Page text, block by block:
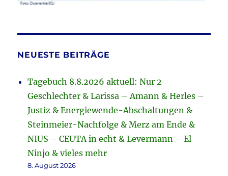
NEUESTE BEITRÄGE
Tagebuch 8.8.2026 aktuell: Nur 2
Geschlechter & Larissa – Amann & Herles –
Justiz & Energiewende-Abschaltungen &
Steinmeier-Nachfolge & Merz am Ende &
NIUS – CEUTA in echt & Levermann – El
Ninjo & vieles mehr
8. August 2026